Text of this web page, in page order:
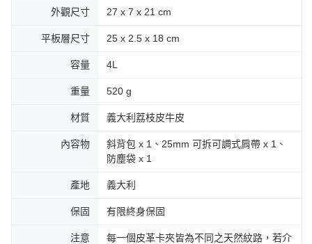
外觀尺寸 27 x 7 x 21 cm
平板層尺寸 25 x 2.5 x 18 cm
容量 4L
重量 520 g
材質 義大利荔枝皮牛皮
內容物
斜背包 x 1、25mm 可拆可調式肩帶 x 1、
防塵袋 x 1
產地 義大利
保固 有限終身保固
注意
每一個皮革卡夾皆為不同之天然紋路，若介